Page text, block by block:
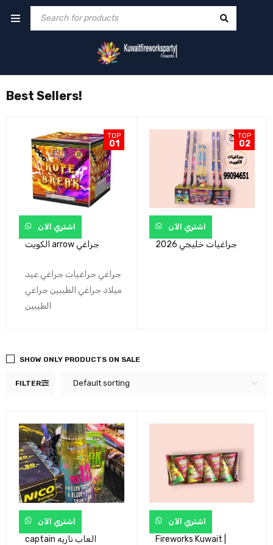
Best Sellers!
TOP
01
اشتري الآن
الكويت arrow جراغي
جراغي جراغیات جراغي عيد
ميلاد جراغي الطيبين جراغي
الطيبين
TOP
02
اشتري الآن
جراغيات خليجي 2026
FILTER Default sorting
SHOW ONLY PRODUCTS ON SALE
اشتري الآن
captain العاب ناريه
اشتري الآن
Fireworks Kuwait |